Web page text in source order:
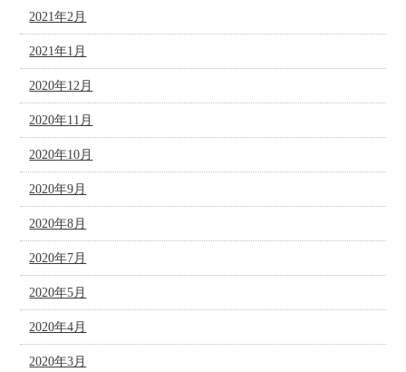
2021年2月
2021年1月
2020年12月
2020年11月
2020年10月
2020年9月
2020年8月
2020年7月
2020年5月
2020年4月
2020年3月